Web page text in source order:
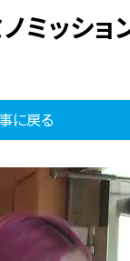
ミッシ
に戻る